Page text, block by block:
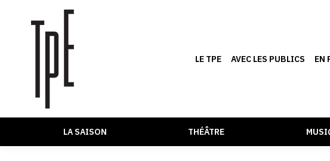
LE TPE AVEC LES PUBLICS EN
LA SAISON THÉÂTRE